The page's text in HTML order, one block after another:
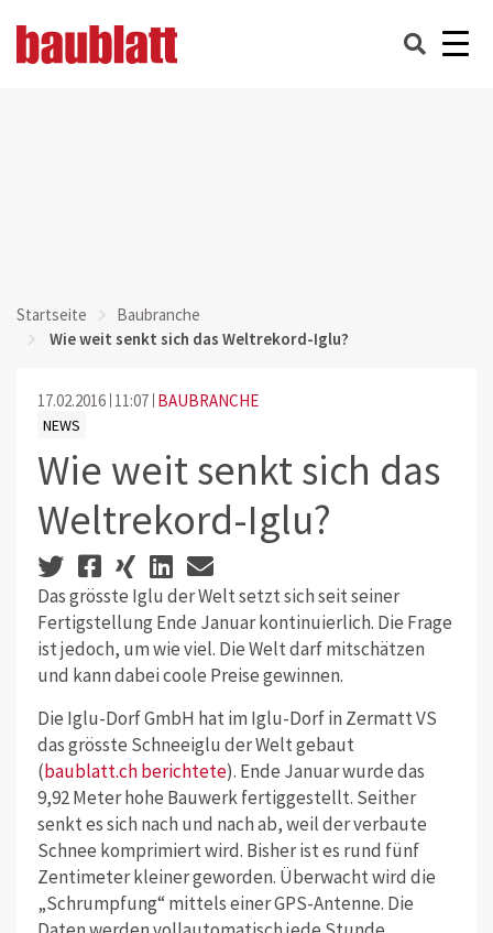
Startseite
Baubranche
Wie weit senkt sich das Weltrekord-Iglu?
17.02.2016 11:07 BAUBRANCHE
NEWS
Wie weit senkt sich das
Weltrekord-Iglu?
Das grösste Iglu der Welt setzt sich seit seiner
Fertigstellung Ende Januar kontinuierlich. Die Frage
ist jedoch, um wie viel. Die Welt darf mitschätzen
und kann dabei coole Preise gewinnen.
Die Iglu-Dorf GmbH hat im Iglu-Dorf in Zermatt VS
das grösste Schneeiglu der Welt gebaut
(baublatt.ch berichtete). Ende Januar wurde das
9,92 Meter hohe Bauwerk fertiggestellt. Seither
senkt es sich nach und nach ab, weil der verbaute
Schnee komprimiert wird. Bisher ist es rund fünf
Zentimeter kleiner geworden. Überwacht wird die
„Schrumpfung“ mittels einer GPS-Antenne. Die